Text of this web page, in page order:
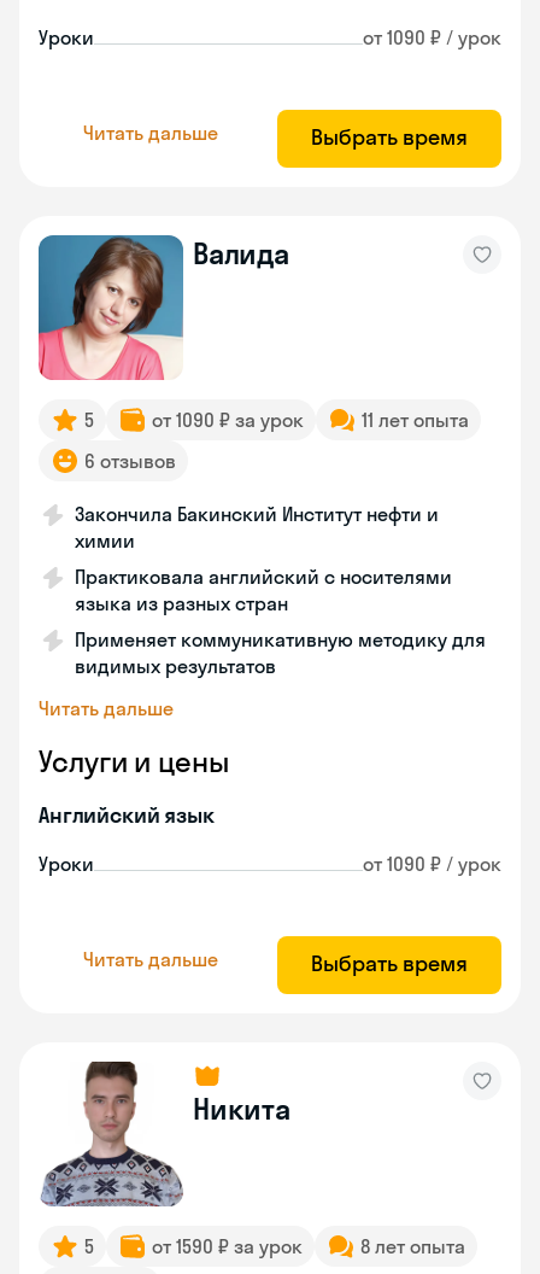
Уроки от 1090 ₽ / урок
Читать дальше Выбрать время
Валида
5 от 1090 ₽ за урок
11 лет опыта
6 отзывов
Закончила Бакинский Институт нефти и
химии
Практиковала английский с носителями
языка из разных стран
Применяет коммуникативную методику для
видимых результатов
Читать дальше
Услуги и цены
Английский язык
Уроки от 1090 ₽ / урок
Читать дальше Выбрать время
Никита
5 от 1590 ₽ за урок
8 лет опыта